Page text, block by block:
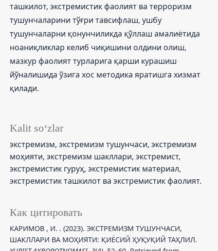
Kalit so‘zlar
экстремизм, экстремизм тушунчаси, экстремизм
моҳияти, экстремизм шакллари, экстремист,
экстремистик гуруҳ, экстремистик материал,
экстремистик ташкилот ва экстремистик фаолият.
Как цитировать
КАРИМОВ , И. . (2023). ЭКСТРЕМИЗМ ТУШУНЧАСИ,
ШАКЛЛАРИ ВА МОҲИЯТИ: ҚИЁСИЙ ҲУҚУҚИЙ ТАҲЛИЛ.
ташкилот, экстремистик фаолият ва терроризм
тушунчаларини тўғри тавсифлаш, ушбу
тушунчаларни қонунчиликда қўллаш амалиётида
ноаниқликлар келиб чиқишини олдини олиш,
мазкур фаолият турларига қарши курашиш
йўналишида ўзига хос методика яратишга хизмат
қилади.